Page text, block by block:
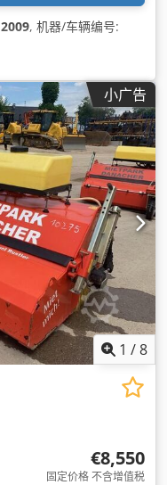
2009, 机器/车辆编号:
小广告
1 /8
€8,550
固定价格 不含增值税